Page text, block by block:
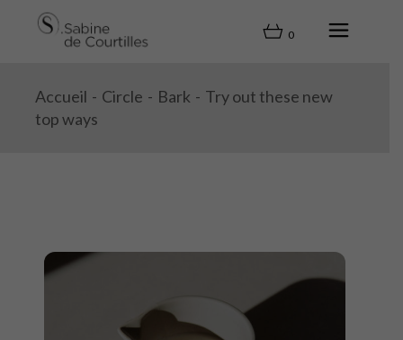
0
Accueil Circle Bark
Try out these new
top ways